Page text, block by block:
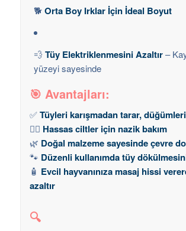
🐕Orta Boy Irklar İçin İdeal Boyut
💨 Tüy Elektriklenmesini Azaltır–
yüzeyi sayesinde
🎯 Avantajları:
✅Tüyleri karışmadan tarar,
🧘‍♀️ Hassas ciltler için nazik bakım
🌿 Doğal malzeme sayesinde çevre
🐾 Düzenli kullanımda tüy
🧴 Evcil hayvanınıza masaj hissi
azaltır
🔍